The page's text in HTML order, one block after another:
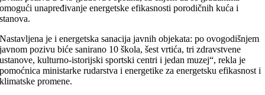
omogući unapređivanje energetske efikasnosti porodičnih kuća i
stanova.
Nastavljena je i energetska sanacija javnih objekata: po ovogodišnjem
javnom pozivu biće sanirano 10 škola, šest vrtića, tri zdravstvene
ustanove, kulturno-istorijski sportski centri i jedan muzej“, rekla je
pomoćnica ministarke rudarstva i energetike za energetsku efikasnost i
klimatske promene.